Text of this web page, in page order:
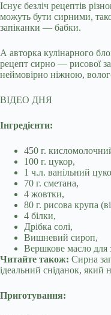
Існує безліч рецептів
можуть бути сирними,
запіканки — бабки.
А авторка кулінарного
рецепт сирно — рисової
неймовірно ніжною,
ВІДЕО ДНЯ
Інгредієнти:
450 г.
100 г. цукор,
1 ч.л. ванільний
70 г. сметана,
4 жовтки,
80 г. рисова крупа
4 білки,
Дрібка солі,
Вишневий сироп,
Вершкове масло
Читайте також: Сирна
ідеальний сніданок,
Приготування: